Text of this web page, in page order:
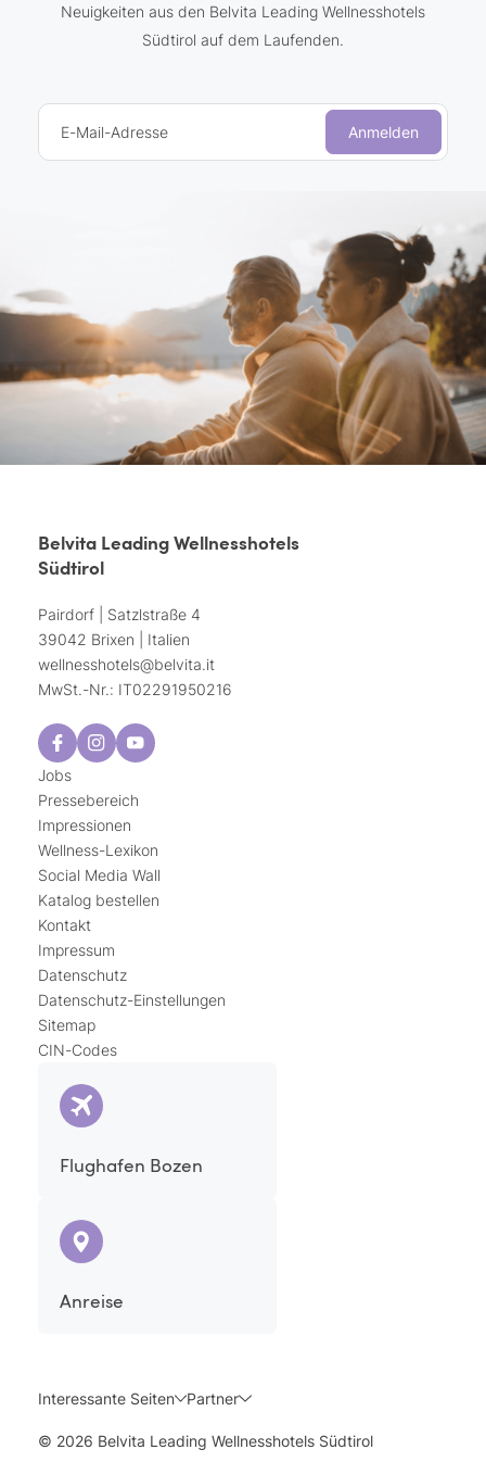
Neuigkeiten aus den Belvita Leading Wellnesshotels
Südtirol auf dem Laufenden.
E-Mail-Adresse Anmelden
Belvita Leading Wellnesshotels
Südtirol
Pairdorf | Satzlstraße 4
39042 Brixen | Italien
wellnesshotels@belvita.it
MwSt.-Nr.: IT02291950216
Jobs
Pressebereich
Impressionen
Wellness-Lexikon
Social Media Wall
Katalog bestellen
Kontakt
Impressum
Datenschutz
Datenschutz-Einstellungen
Sitemap
CIN-Codes
Flughafen Bozen
Anreise
Interessante Seiten Partner
© 2026 Belvita Leading Wellnesshotels Südtirol